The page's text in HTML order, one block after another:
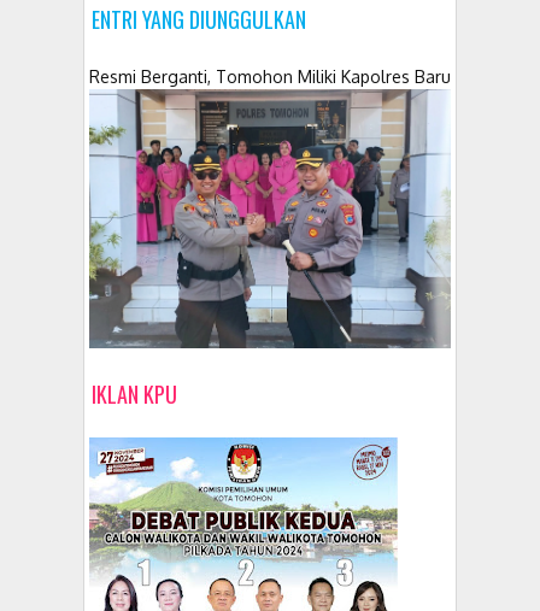
ENTRI YANG DIUNGGULKAN
Resmi Berganti, Tomohon Miliki Kapolres Baru
IKLAN KPU